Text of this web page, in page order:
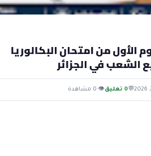
الأول من امتحان البكالوريا
💬0 تعليق 👁 0 مشاهدة